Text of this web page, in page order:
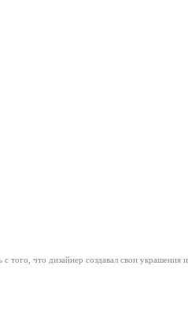
что дизайнер создавал свои украшения